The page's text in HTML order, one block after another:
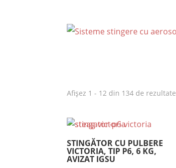
Afișez 1 - 12 din 134 de rezultate
STINGĂTOR CU PULBERE
VICTORIA, TIP P6, 6 KG,
AVIZAT IGSU